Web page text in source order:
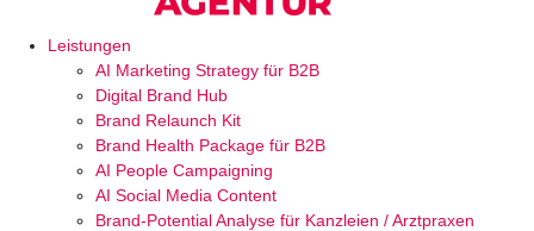
Leistungen
AI Marketing Strategy für B2B
Digital Brand Hub
Brand Relaunch Kit
Brand Health Package für B2B
AI People Campaigning
AI Social Media Content
Brand-Potential Analyse für Kanzleien / Arztpraxen